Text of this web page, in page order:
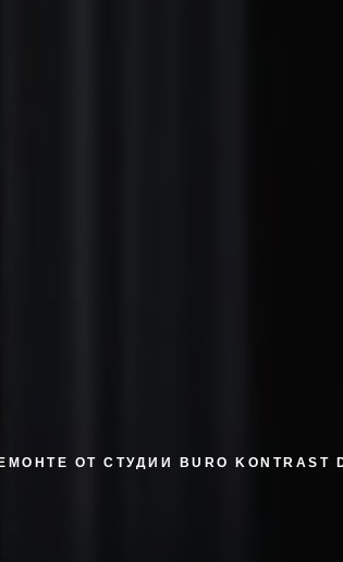
ОТ СТУДИИ BURO KONTRAST